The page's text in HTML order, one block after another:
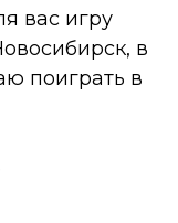
вас игру
в
поиграть в